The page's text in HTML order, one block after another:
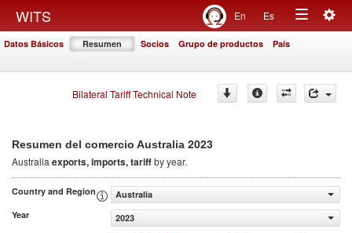
WITS En Es
Toggle
Datos Básicos Resumen Socios Grupo de productos País
Bilateral Tariff Technical Note
Resumen del comercio Australia 2023
Australia exports, imports, tariffby year.
Country and Region
Australia
Year
2023